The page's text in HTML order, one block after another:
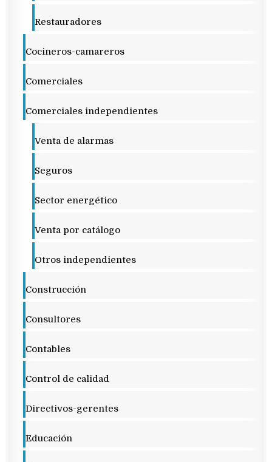
Restauradores
Cocineros-camareros
Comerciales
Comerciales independientes
Venta de alarmas
Seguros
Sector energético
Venta por catálogo
Otros independientes
Construcción
Consultores
Contables
Control de calidad
Directivos-gerentes
Educación